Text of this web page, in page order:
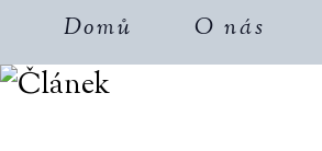
Domů O nás